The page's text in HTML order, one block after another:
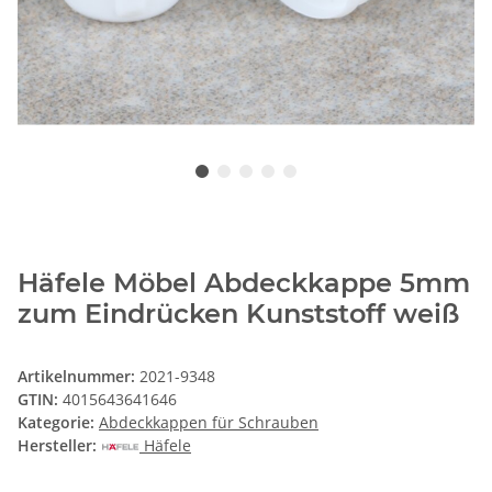
Häfele Möbel Abdeckkappe 5mm
zum Eindrücken Kunststoff weiß
Artikelnummer: 2021-9348
GTIN: 4015643641646
Kategorie: Abdeckkappen für Schrauben
Hersteller:
Häfele